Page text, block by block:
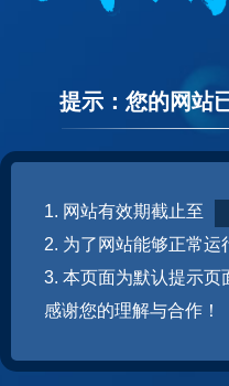
提示：您的网站
1. 网站有效期截止至
2. 为了网站能够正常
3. 本页面为默认提示页
感谢您的理解与合作！